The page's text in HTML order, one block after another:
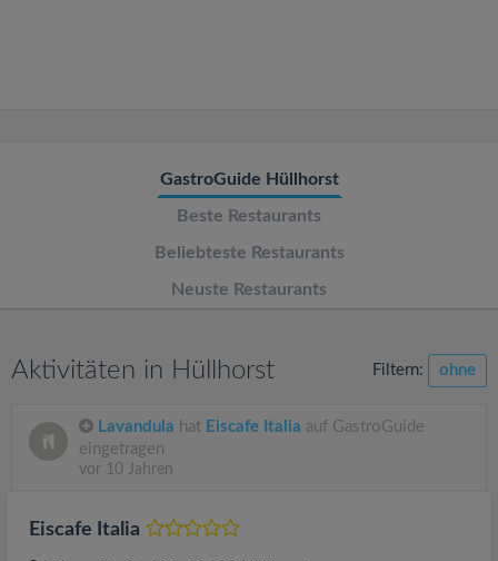
GastroGuide Hüllhorst
Beste Restaurants
Beliebteste Restaurants
Neuste Restaurants
Aktivitäten in Hüllhorst Filtern: ohne
Lavandula hat Eiscafe Italia auf GastroGuide
eingetragen
vor 10 Jahren
Eiscafe Italia
n